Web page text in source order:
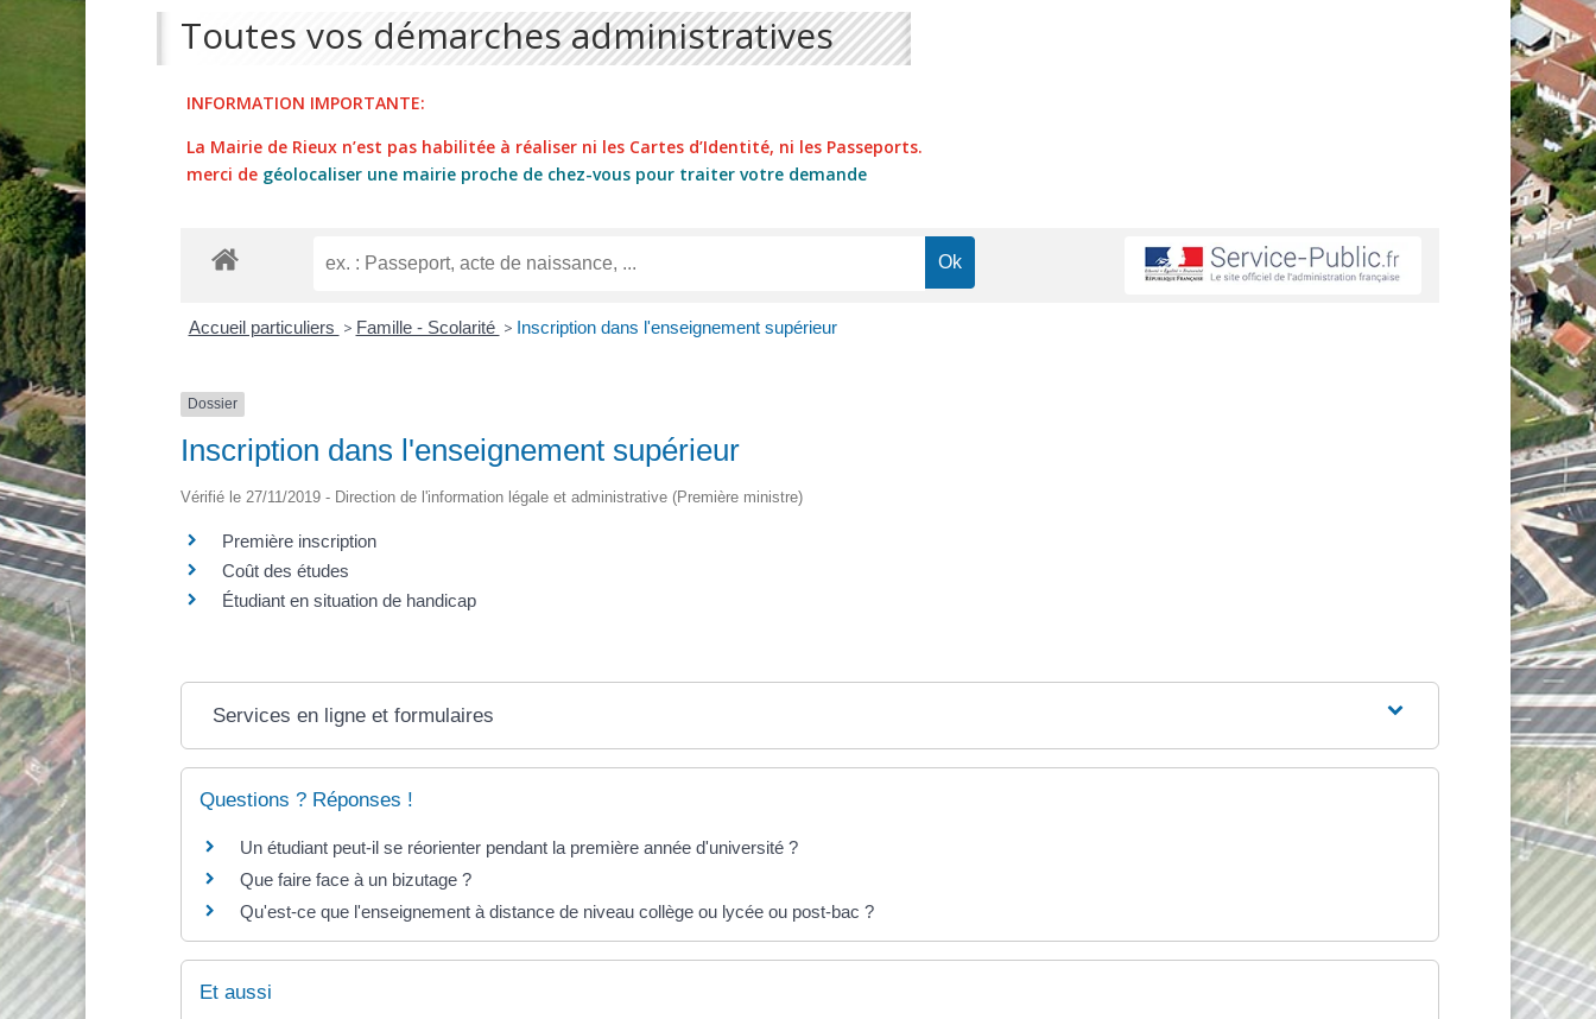
Toutes vos démarches administratives
INFORMATION IMPORTANTE:
La Mairie de Rieux n’est pas habilitée à réaliser ni les Cartes d’Identité, ni les Passeports.
merci de géolocaliser une mairie proche de chez-vous pour traiter votre demande
Accueil particuliers > Famille - Scolarité > Inscription dans l'enseignement supérieur
Dossier
Inscription dans l'enseignement supérieur
Vérifié le 27/11/2019 - Direction de l'information légale et administrative (Première ministre)
Première inscription
Coût des études
Étudiant en situation de handicap
Services en ligne et formulaires
Questions ? Réponses !
Un étudiant peut-il se réorienter pendant la première année d'université ?
Que faire face à un bizutage ?
Qu'est-ce que l'enseignement à distance de niveau collège ou lycée ou post-bac ?
Et aussi